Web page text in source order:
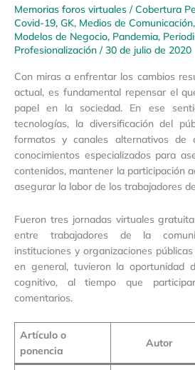
Memorias foros virtuales /Cobertura
Covid-19, GK, Medios de Comunicación,
Modelos de Negocio, Pandemia,
Profesionalización /30 de julio de 2020
Con miras a enfrentar los cambios
actual, es fundamental repensar el
papel en la sociedad. En ese
tecnologías, la diversificación del
formatos y canales alternativos de
conocimientos especializados para
contenidos, mantener la participación
asegurar la labor de los trabajadores
Fueron tres jornadas virtuales
entre trabajadores de la
instituciones y organizaciones
en general, tuvieron la oportunidad
cognitivo, al tiempo que
comentarios.
Artículo o
ponencia
Autor